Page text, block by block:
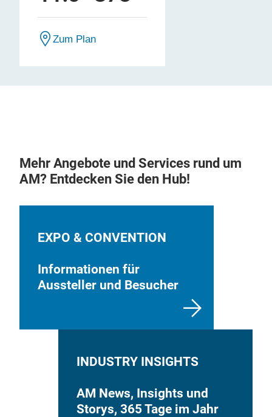
Zum Plan
Mehr Angebote und Services rund um
AM? Entdecken Sie den Hub!
EXPO & CONVENTION
Informationen für
Aussteller und Besucher
INDUSTRY INSIGHTS
AM News, Insights und
Storys, 365 Tage im Jahr